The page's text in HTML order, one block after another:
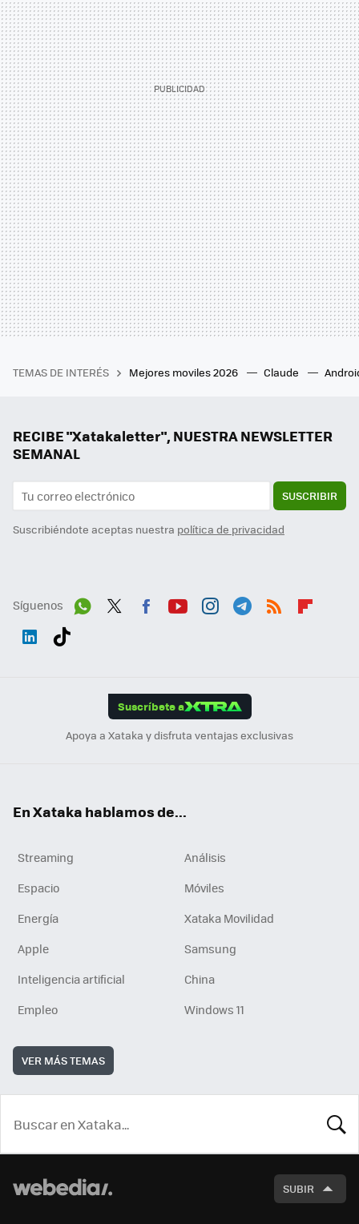
TEMAS DE INTERÉS Mejores moviles 2026 Claude
RECIBE "Xatakaletter", NUESTRA NEWSLETTER
SEMANAL
SUSCRIBIR
Suscribiéndote aceptas nuestra política de privacidad
Síguenos
Suscríbete a
Apoya a Xataka y disfruta ventajas exclusivas
En Xataka hablamos de...
Streaming
Análisis
Espacio
Móviles
Energía
Xataka Movilidad
Apple
Samsung
Inteligencia artificial
China
Empleo
Windows 11
VER MÁS TEMAS
SUBIR